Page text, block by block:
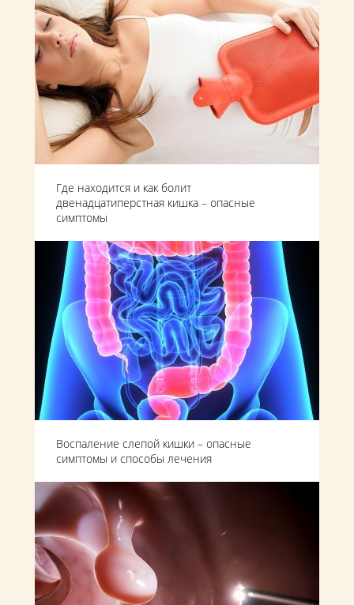
Где находится и как болит
двенадцатиперстная кишка – опасные
симптомы
Воспаление слепой кишки – опасные
симптомы и способы лечения